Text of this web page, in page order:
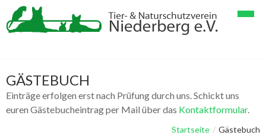
Verein
Spenden
Tiervermittlung
GÄSTEBUCH
Einträge erfolgen erst nach Prüfung durch uns. Schickt uns
euren Gästebucheintrag per Mail über das Kontaktformular.
Startseite / Gästebuch